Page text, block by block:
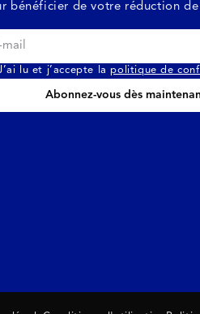
bénéficier de votre réduction de
lu et j’accepte la politique de
Abonnez-vous dès